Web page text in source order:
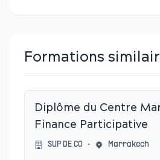
Formations
Diplôme du Centre
Finance Participative
SUP DE CO • Marrakech